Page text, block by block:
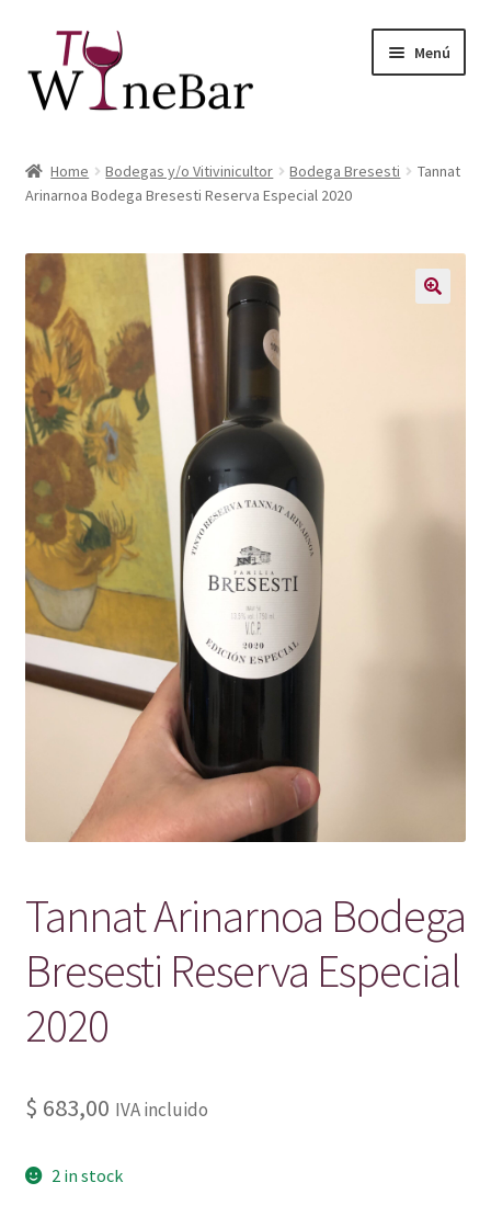
a
la
al
contenido
Menú
Tienda de Vinos y Productos
menú
hijo
Servicios
el
menú
Sobre Nosotros
Home Bodegas y/o Vitivinicultor Bodega Bresesti
Tannat
Arinarnoa Bodega Bresesti Reserva Especial 2020
Tannat Arinarnoa Bodega
Bresesti Reserva Especial
2020
$ 683,00 IVA incluido
2 in stock